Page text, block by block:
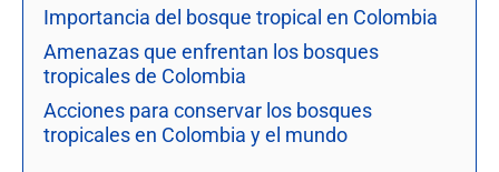
Importancia del bosque tropical en Colombia
Amenazas que enfrentan los bosques
tropicales de Colombia
Acciones para conservar los bosques
tropicales en Colombia y el mundo